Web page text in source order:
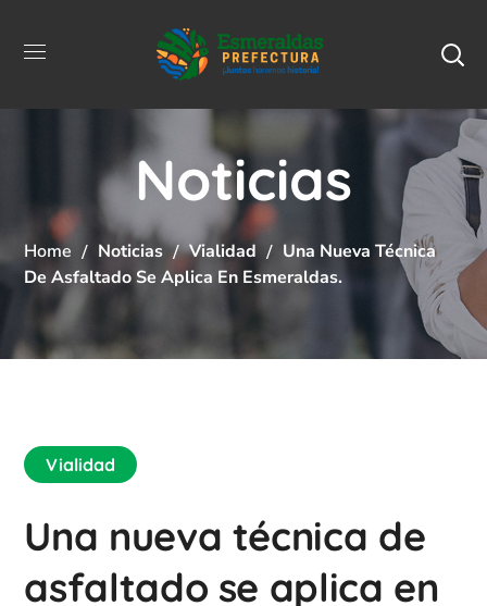
Noticias
Home Noticias Vialidad
Una Nueva Técnica
De Asfaltado Se Aplica En Esmeraldas.
Vialidad
Una nueva técnica de
asfaltado se aplica en